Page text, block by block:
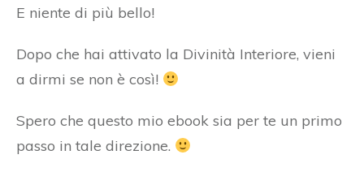
E niente di più bello!
Dopo che hai attivato la Divinità Interiore, vieni
a dirmi se non è così!
Spero che questo mio ebook sia per te un primo
passo in tale direzione.